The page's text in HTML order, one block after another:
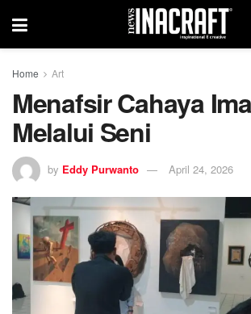
Home Art
Menafsir Cahaya
Melalui Seni
by Eddy Purwanto April 24, 2026